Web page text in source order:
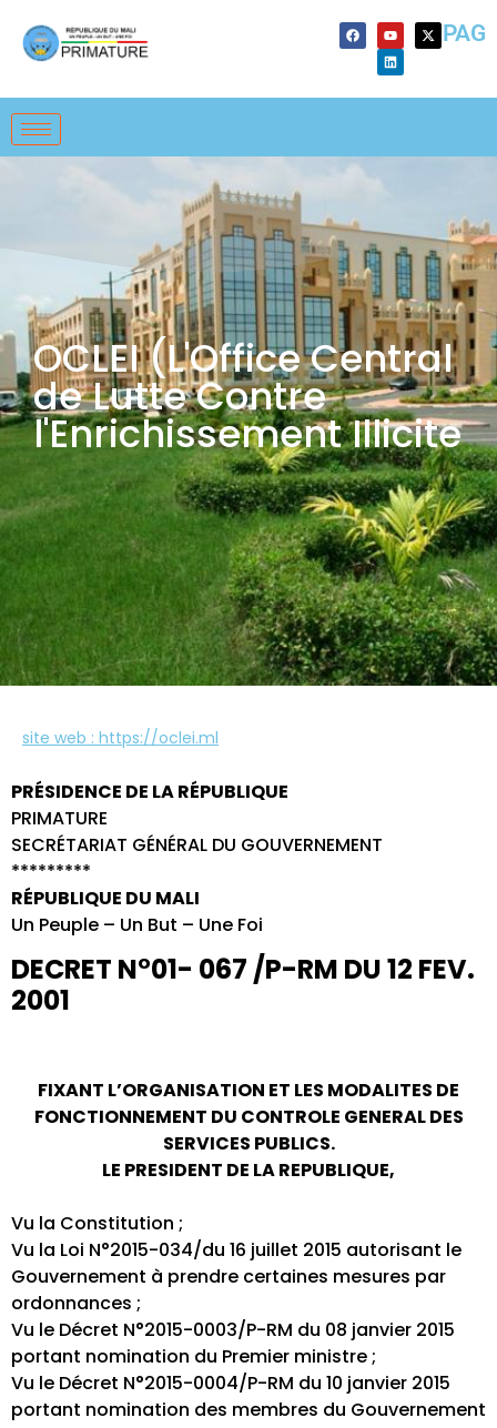
PAG
OCLEI (L'Office Central
de Lutte Contre
l'Enrichissement Illicite
site web : https://oclei.ml
PRÉSIDENCE DE LA RÉPUBLIQUE
PRIMATURE
SECRÉTARIAT GÉNÉRAL DU GOUVERNEMENT
*********
RÉPUBLIQUE DU MALI
Un Peuple – Un But – Une Foi
DECRET N°01- 067 /P-RM DU 12 FEV.
2001
FIXANT L’ORGANISATION ET LES MODALITES DE
FONCTIONNEMENT DU CONTROLE GENERAL DES
SERVICES PUBLICS.
LE PRESIDENT DE LA REPUBLIQUE,
Vu la Constitution ;
Vu la Loi N°2015-034/du 16 juillet 2015 autorisant le
Gouvernement à prendre certaines mesures par
ordonnances ;
Vu le Décret N°2015-0003/P-RM du 08 janvier 2015
portant nomination du Premier ministre ;
Vu le Décret N°2015-0004/P-RM du 10 janvier 2015
portant nomination des membres du Gouvernement